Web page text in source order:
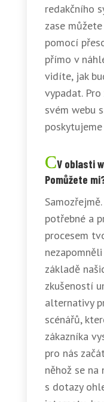
redakčního
zase
pomocí
přímo v
vidíte, jak
vypadat.
svém webu
V oblasti
Pomůžete
potřebné a
procesem
základě
zkušeností
alternativy
scénářů,
zákazníka
pro nás
něhož se na
s dotazy